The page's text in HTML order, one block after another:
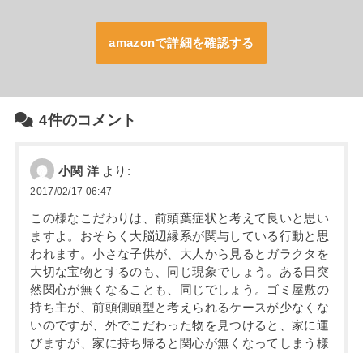
amazonで詳細を確認する
4件のコメント
小関 洋 より:
2017/02/17 06:47
この様なこだわりは、前頭葉症状と考えて良いと思い
ますよ。おそらく大脳辺縁系が関与している行動と思
われます。小さな子供が、大人から見るとガラクタを
大切な宝物とするのも、同じ現象でしょう。ある日突
然関心が無くなることも、同じでしょう。ゴミ屋敷の
持ち主が、前頭側頭型と考えられるケースが少なくな
いのですが、外でこだわった物を見つけると、家に運
びますが、家に持ち帰ると関心が無くなってしまう様